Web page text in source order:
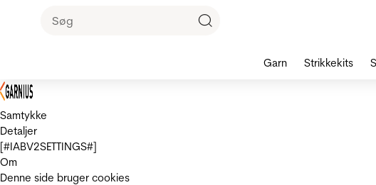
Samtykke
Detaljer
[#IABV2SETTINGS#]
Om
Denne side bruger cookies
Garn Strikkekits